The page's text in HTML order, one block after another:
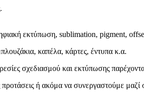
εκτύπωση, sublimation, pigment,
καπέλα, κάρτες, έντυπα κ.α.
σχεδιασμού και εκτύπωσης
ή ακόμα να συνεργαστούμε